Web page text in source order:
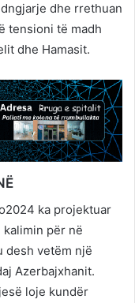
dhe rrethuan
tensioni të madh
dhe Hamasit.
ka projektuar
për në
desh vetëm një
Azerbajxhanit.
loje kundër